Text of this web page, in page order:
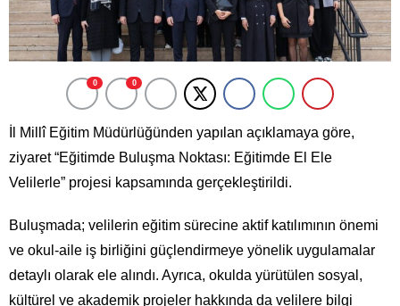
0 0
İl Millî Eğitim Müdürlüğünden yapılan açıklamaya göre,
ziyaret “Eğitimde Buluşma Noktası: Eğitimde El Ele
Velilerle” projesi kapsamında gerçekleştirildi.
Buluşmada; velilerin eğitim sürecine aktif katılımının önemi
ve okul-aile iş birliğini güçlendirmeye yönelik uygulamalar
detaylı olarak ele alındı. Ayrıca, okulda yürütülen sosyal,
kültürel ve akademik projeler hakkında da velilere bilgi